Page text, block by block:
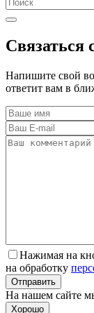
Связаться
Напишите свой
ответит вам в
Нажимая на
на обработку
На нашем сайте
Хорошо